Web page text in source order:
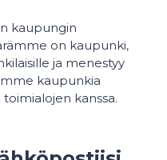
kaupungin
on kaupunki,
ja menestyy
kaupunkia
kanssa.